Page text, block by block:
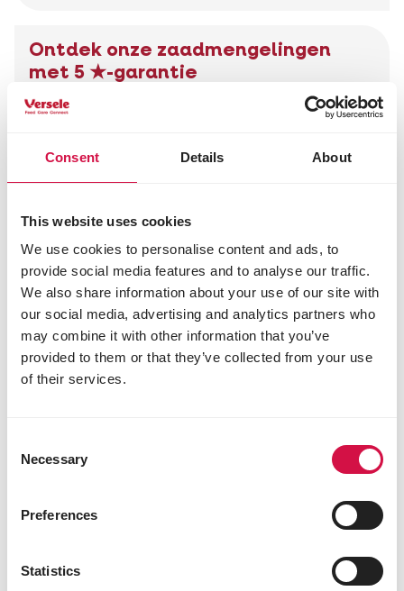
Consent Details About
This website uses cookies
We use cookies to personalise content and ads, to
provide social media features and to analyse our traffic.
We also share information about your use of our site with
our social media, advertising and analytics partners who
may combine it with other information that you’ve
provided to them or that they’ve collected from your use
of their services.
Selection
Necessary
Preferences
Statistics
Ontdek onze zaadmengelingen
met 5 ★-garantie
Elke zaadmengeling met onze 5★-garantie
die door
Ontdek onze zaadmengelingen